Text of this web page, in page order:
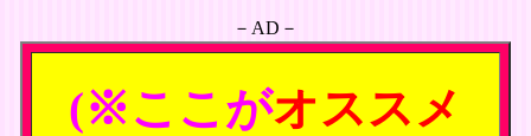
－AD－
(※ここがオススメ